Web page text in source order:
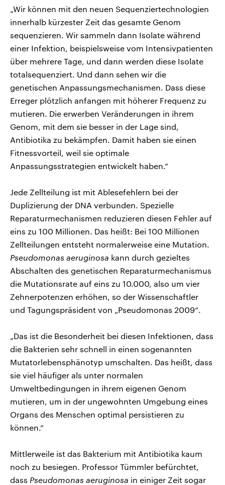
„Wir können mit den neuen Sequenziertechnologien
innerhalb kürzester Zeit das gesamte Genom
sequenzieren. Wir sammeln dann Isolate während
einer Infektion, beispielsweise vom Intensivpatienten
über mehrere Tage, und dann werden diese Isolate
totalsequenziert. Und dann sehen wir die
genetischen Anpassungsmechanismen. Dass diese
Erreger plötzlich anfangen mit höherer Frequenz zu
mutieren. Die erwerben Veränderungen in ihrem
Genom, mit dem sie besser in der Lage sind,
Antibiotika zu bekämpfen. Damit haben sie einen
Fitnessvorteil, weil sie optimale
Anpassungsstrategien entwickelt haben.“
Jede Zellteilung ist mit Ablesefehlern bei der
Duplizierung der DNA verbunden. Spezielle
Reparaturmechanismen reduzieren diesen Fehler auf
eins zu 100 Millionen. Das heißt: Bei 100 Millionen
Zellteilungen entsteht normalerweise eine Mutation.
Pseudomonas aeruginosa kann durch gezieltes
Abschalten des genetischen Reparaturmechanismus
die Mutationsrate auf eins zu 10.000, also um vier
Zehnerpotenzen erhöhen, so der Wissenschaftler
und Tagungspräsident von „Pseudomonas 2009“.
„Das ist die Besonderheit bei diesen Infektionen, dass
die Bakterien sehr schnell in einen sogenannten
Mutatorlebensphänotyp umschalten. Das heißt, dass
sie viel häufiger als unter normalen
Umweltbedingungen in ihrem eigenen Genom
mutieren, um in der ungewohnten Umgebung eines
Organs des Menschen optimal persistieren zu
können.“
Mittlerweile ist das Bakterium mit Antibiotika kaum
noch zu besiegen. Professor Tümmler befürchtet,
dass Pseudomonas aeruginosa in einiger Zeit sogar